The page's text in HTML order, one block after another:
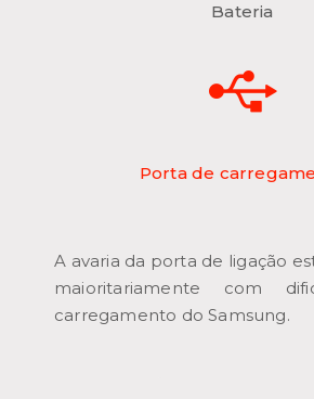
Bateria
Porta de
A avaria da porta de ligação
maioritariamente com
carregamento do Samsung.